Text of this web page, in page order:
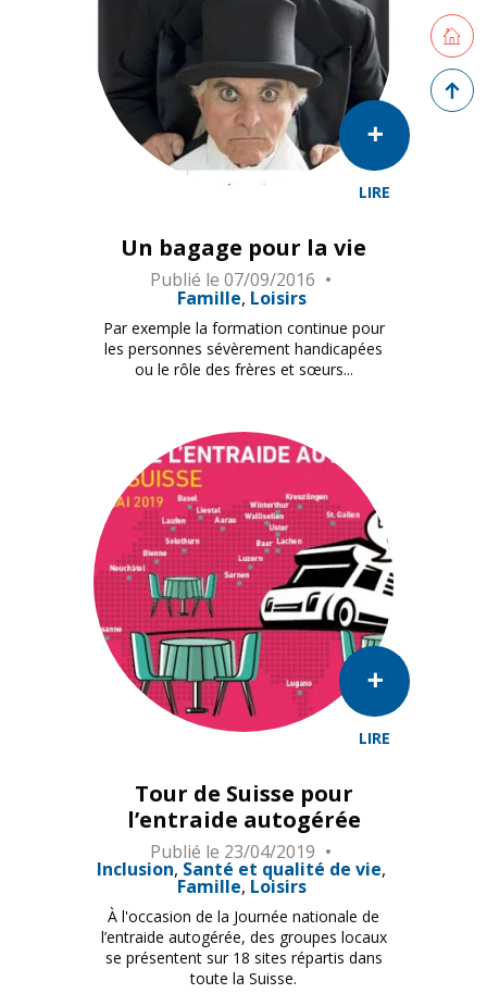
LIRE
Un bagage pour la vie
Publié le 07/09/2016
Famille Loisirs
Par exemple la formation continue pour
les personnes sévèrement handicapées
ou le rôle des frères et sœurs...
LIRE
Tour de Suisse pour
l’entraide autogérée
Publié le 23/04/2019
Inclusion Santé et qualité de vie
Famille Loisirs
À l'occasion de la Journée nationale de
l’entraide autogérée, des groupes locaux
se présentent sur 18 sites répartis dans
toute la Suisse.
Retour